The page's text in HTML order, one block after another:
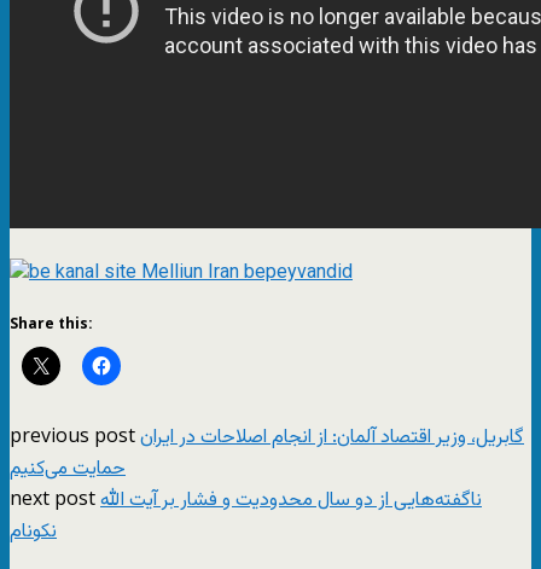
Share this:
previous postگابریل، وزیر اقتصاد آلمان: از انجام اصلاحات در ایران
حمایت می‌کنیم
next postناگفته‌هایی از دو سال محدودیت و فشار بر آیت الله
نکونام